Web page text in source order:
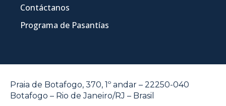
Contáctanos
Programa de Pasantías
Praia de Botafogo, 370, 1º andar – 22250-040
Botafogo – Rio de Janeiro/RJ – Brasil